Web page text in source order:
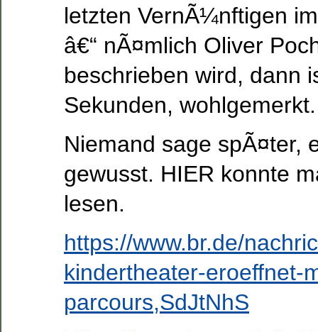
letzten VernÃ¼nftigen
â€“ nÃ¤mlich Oliver
beschrieben wird, dann
Sekunden, wohlgemerkt.
Niemand sage spÃ¤ter,
gewusst. HIER konnte
lesen.
https://www.br.de/
kindertheater-eroeffnet-
parcours,SdJtNhS